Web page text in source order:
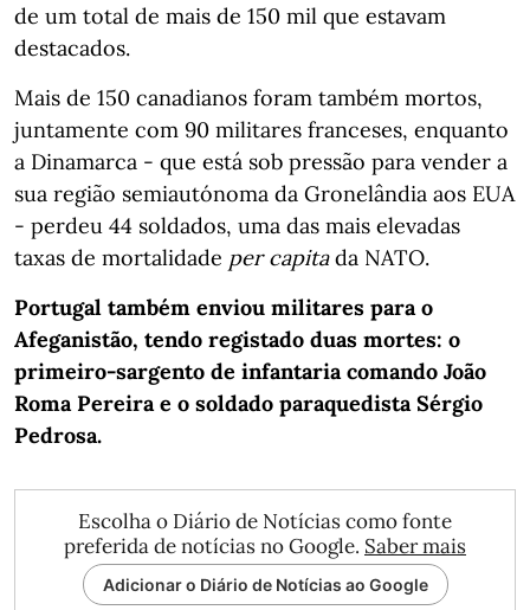
de um total de mais de 150 mil que estavam
destacados.
Mais de 150 canadianos foram também mortos,
juntamente com 90 militares franceses, enquanto
a Dinamarca - que está sob pressão para vender a
sua região semiautónoma da Gronelândia aos EUA
- perdeu 44 soldados, uma das mais elevadas
taxas de mortalidade per capitada NATO.
Portugal também enviou militares para o
Afeganistão, tendo registado duas mortes: o
primeiro-sargento de infantaria comando João
Roma Pereira e o soldado paraquedista Sérgio
Pedrosa.
Escolha o Diário de Notícias como fonte
preferida de notícias no Google. Saber mais
Adicionar o Diário de Notícias ao Google